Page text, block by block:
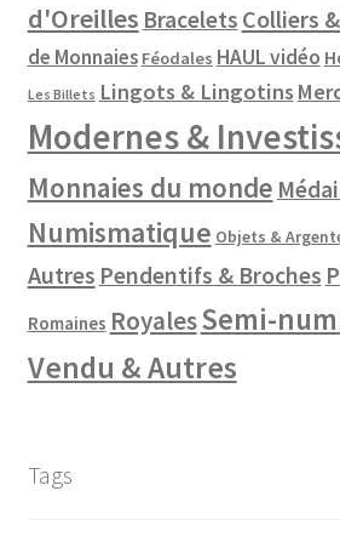
d'Oreilles Bracelets Colliers
de Monnaies Féodales HAUL vidéo
Les Billets Lingots & Lingotins
Modernes &
Monnaies du monde
Numismatique Objets &
Autres Pendentifs & Broches
Romaines RoyalesSemi-
Vendu & Autres
Tags